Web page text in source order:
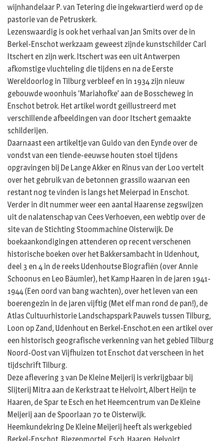
wijnhandelaar P. van Tetering die ingekwartierd werd op de
pastorie van de Petruskerk.
Lezenswaardig is ook het verhaal van Jan Smits over de in
Berkel-Enschot werkzaam geweest zijnde kunstschilder Carl
Itschert en zijn werk. Itschert was een uit Antwerpen
afkomstige vluchteling die tijdens en na de Eerste
Wereldoorlog in Tilburg verbleef en in 1934 zijn nieuw
gebouwde woonhuis ‘Mariahofke’ aan de Bosscheweg in
Enschot betrok. Het artikel wordt geïllustreerd met
verschillende afbeeldingen van door Itschert gemaakte
schilderijen.
Daarnaast een artikeltje van Guido van den Eynde over de
vondst van een tiende-eeuwse houten stoel tijdens
opgravingen bij De Lange Akker en Rinus van der Loo vertelt
over het gebruik van de betonnen grassilo waarvan een
restant nog te vinden is langs het Meierpad in Enschot.
Verder in dit nummer weer een aantal Haarense zegswijzen
uit de nalatenschap van Cees Verhoeven, een webtip over de
site van de Stichting Stoommachine Oisterwijk. De
boekaankondigingen attenderen op recent verschenen
historische boeken over het Bakkersambacht in Udenhout,
deel 3 en 4 in de reeks Udenhoutse Biografiën (over Annie
Schoonus en Leo Bäumler), het Kamp Haaren in de jaren 1941-
1944 (Een oord van bang wachten), over het leven van een
boerengezin in de jaren vijftig (Met elf man rond de pan!), de
Atlas Cultuurhistorie Landschapspark Pauwels tussen Tilburg,
Loon op Zand, Udenhout en Berkel-Enschot.en een artikel over
een historisch geografische verkenning van het gebied Tilburg
Noord-Oost van Vijfhuizen tot Enschot dat verscheen in het
tijdschrift Tilburg.
Deze aflevering 3 van De Kleine Meijerij is verkrijgbaar bij
Slijterij Mitra aan de Kerkstraat te Helvoirt, Albert Heijn te
Haaren, de Spar te Esch en het Heemcentrum van De Kleine
Meijerij aan de Spoorlaan 70 te Oisterwijk.
Heemkundekring De Kleine Meijerij heeft als werkgebied